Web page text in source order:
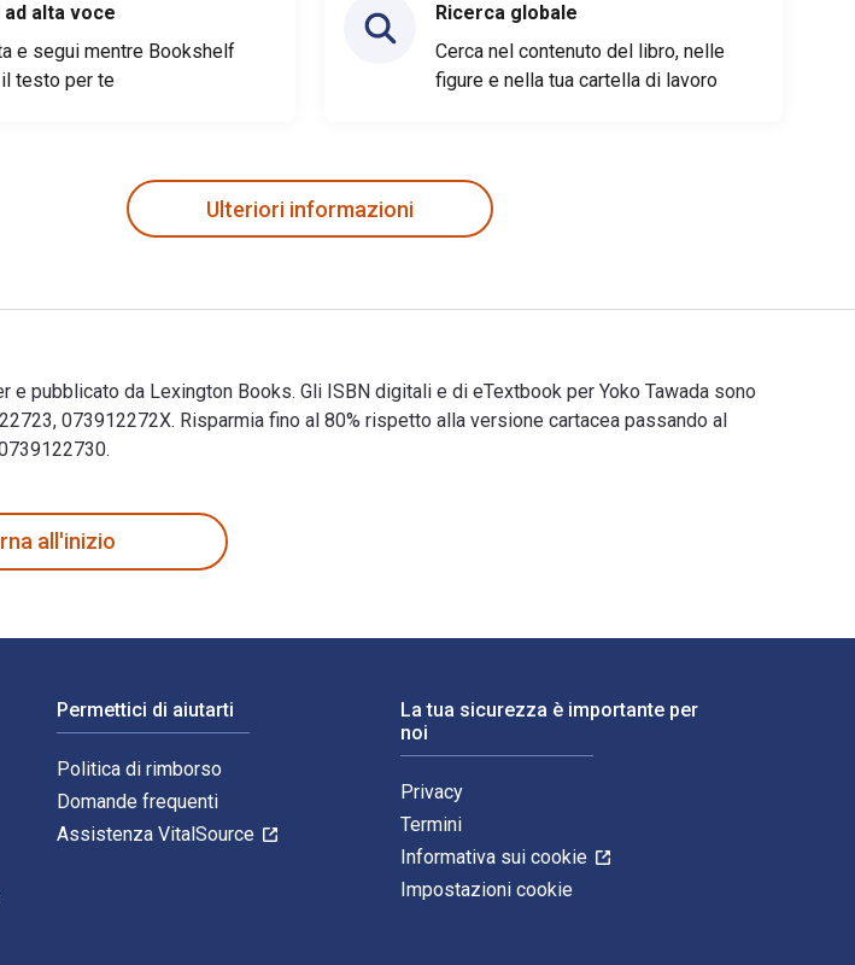
ad alta voce
e segui mentre Bookshelf
testo per te
Ricerca globale
Cerca nel contenuto del libro, nelle
figure e nella tua cartella di lavoro
Ulteriori informazioni
pubblicato da Lexington Books. Gli ISBN digitali e di eTextbook per Yoko Tawada sono
073912272X. Risparmia fino al 80% rispetto alla versione cartacea passando al
all'inizio
Permettici di aiutarti
Politica di rimborso
Domande frequenti
Assistenza VitalSource
La tua sicurezza è importante per
noi
Privacy
Termini
Informativa sui cookie
Impostazioni cookie